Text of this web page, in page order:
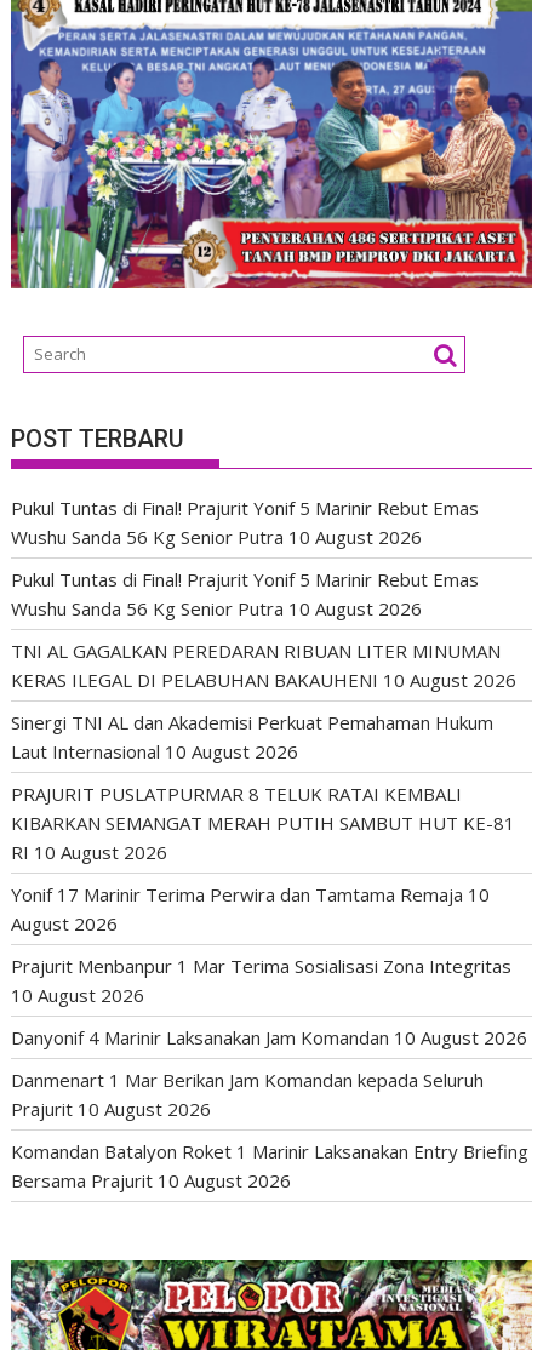
POST TERBARU
Pukul Tuntas di Final! Prajurit Yonif 5 Marinir Rebut Emas
Wushu Sanda 56 Kg Senior Putra 10 August 2026
Pukul Tuntas di Final! Prajurit Yonif 5 Marinir Rebut Emas
Wushu Sanda 56 Kg Senior Putra 10 August 2026
TNI AL GAGALKAN PEREDARAN RIBUAN LITER MINUMAN
KERAS ILEGAL DI PELABUHAN BAKAUHENI 10 August 2026
Sinergi TNI AL dan Akademisi Perkuat Pemahaman Hukum
Laut Internasional 10 August 2026
PRAJURIT PUSLATPURMAR 8 TELUK RATAI KEMBALI
KIBARKAN SEMANGAT MERAH PUTIH SAMBUT HUT KE-81
RI 10 August 2026
Yonif 17 Marinir Terima Perwira dan Tamtama Remaja 10
August 2026
Prajurit Menbanpur 1 Mar Terima Sosialisasi Zona Integritas
10 August 2026
Danyonif 4 Marinir Laksanakan Jam Komandan 10 August 2026
Danmenart 1 Mar Berikan Jam Komandan kepada Seluruh
Prajurit 10 August 2026
Komandan Batalyon Roket 1 Marinir Laksanakan Entry Briefing
Bersama Prajurit 10 August 2026